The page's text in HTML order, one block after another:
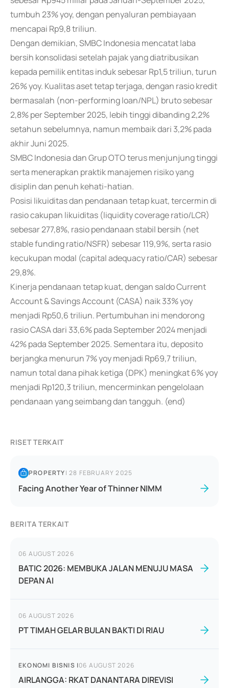
tumbuh 23% yoy, dengan penyaluran pembiayaan
mencapai Rp9,8 triliun.
Dengan demikian, SMBC Indonesia mencatat laba
bersih konsolidasi setelah pajak yang diatribusikan
kepada pemilik entitas induk sebesar Rp1,5 triliun, turun
26% yoy. Kualitas aset tetap terjaga, dengan rasio kredit
bermasalah (non-performing loan/NPL) bruto sebesar
2,8% per September 2025, lebih tinggi dibanding 2,2%
setahun sebelumnya, namun membaik dari 3,2% pada
akhir Juni 2025.
SMBC Indonesia dan Grup OTO terus menjunjung tinggi
serta menerapkan praktik manajemen risiko yang
disiplin dan penuh kehati-hatian.
Posisi likuiditas dan pendanaan tetap kuat, tercermin di
rasio cakupan likuiditas (liquidity coverage ratio/LCR)
sebesar 277,8%, rasio pendanaan stabil bersih (net
stable funding ratio/NSFR) sebesar 119,9%, serta rasio
kecukupan modal (capital adequacy ratio/CAR) sebesar
29,8%.
Kinerja pendanaan tetap kuat, dengan saldo Current
Account & Savings Account (CASA) naik 33% yoy
menjadi Rp50,6 triliun. Pertumbuhan ini mendorong
rasio CASA dari 33,6% pada September 2024 menjadi
42% pada September 2025. Sementara itu, deposito
berjangka menurun 7% yoy menjadi Rp69,7 triliun,
namun total dana pihak ketiga (DPK) meningkat 6% yoy
menjadi Rp120,3 triliun, mencerminkan pengelolaan
pendanaan yang seimbang dan tangguh. (end)
RISET TERKAIT
PROPERTY|28 FEBRUARY 2025
Facing Another Year of Thinner NIMM
BERITA TERKAIT
06 AUGUST 2026
BATIC 2026: MEMBUKA JALAN MENUJU MASA
DEPAN AI
06 AUGUST 2026
PT TIMAH GELAR BULAN BAKTI DI RIAU
EKONOMI BISNIS |06 AUGUST 2026
AIRLANGGA: RKAT DANANTARA DIREVISI